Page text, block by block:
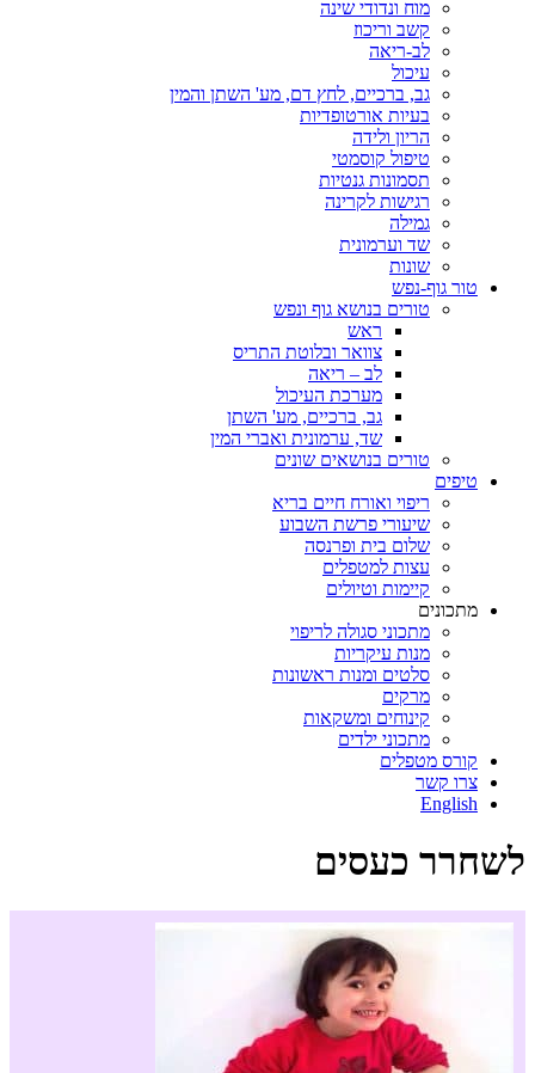
מוח ונדודי שינה
קשב וריכוז
לב-ריאה
עיכול
גב, ברכיים, לחץ דם, מע' השתן והמין
בעיות אורטופדיות
הריון ולידה
טיפול קוסמטי
תסמונות גנטיות
רגישות לקרינה
גמילה
שד וערמונית
שונות
טור גוף-נפש
טורים בנושא גוף ונפש
ראש
צוואר ובלוטת התריס
לב – ריאה
מערכת העיכול
גב, ברכיים, מע' השתן
שד, ערמונית ואברי המין
טורים בנושאים שונים
טיפים
ריפוי ואורח חיים בריא
שיעורי פרשת השבוע
שלום בית ופרנסה
עצות למטפלים
קיימות וטיולים
מתכונים
מתכוני סגולה לריפוי
מנות עיקריות
סלטים ומנות ראשונות
מרקים
קינוחים ומשקאות
מתכוני ילדים
קורס מטפלים
צרו קשר
English
לשחרר כעסים